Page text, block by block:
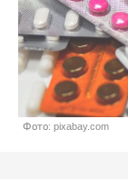
Фото: pixabay.com